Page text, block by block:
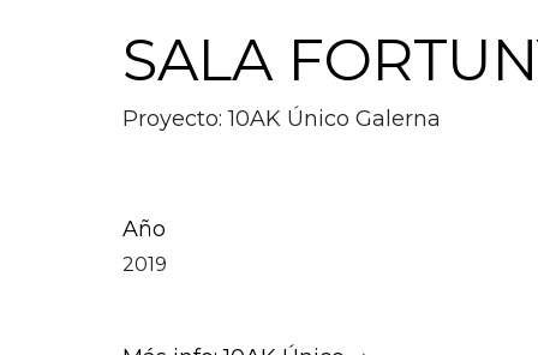
SALA
Proyecto: 10AK Único Galerna
Año
2019